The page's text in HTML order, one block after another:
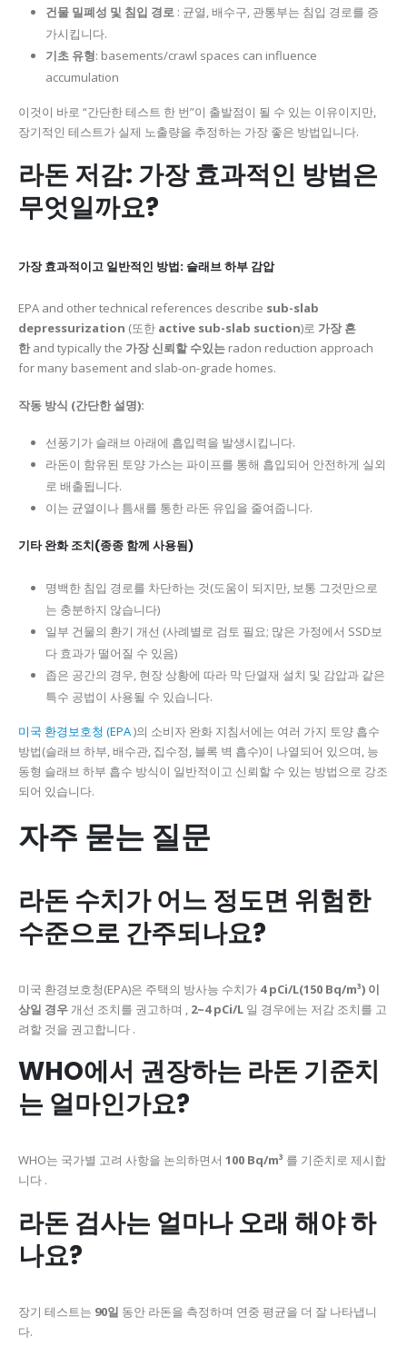
건물 밀폐성 및 침입 경로: 균열, 배수구, 관통부는 침입 경로를 증
가시킵니다.
기초 유형: basements/crawl spaces can influence
accumulation
이것이 바로 “간단한 테스트 한 번”이 출발점이 될 수 있는 이유이지만,
장기적인 테스트가 실제 노출량을 추정하는 가장 좋은 방법입니다.
라돈 저감: 가장 효과적인 방법은
무엇일까요?
가장 효과적이고 일반적인 방법: 슬래브 하부 감압
EPA and other technical references describe sub-slab
depressurization (또한 active sub-slab suction)로 가장 흔
한and typically the 가장 신뢰할 수있는 radon reduction approach
for many basement and slab-on-grade homes.
작동 방식 (간단한 설명):
선풍기가 슬래브 아래에 흡입력을 발생시킵니다.
라돈이 함유된 토양 가스는 파이프를 통해 흡입되어 안전하게 실외
로 배출됩니다.
이는 균열이나 틈새를 통한 라돈 유입을 줄여줍니다.
기타 완화 조치(종종 함께 사용됨)
명백한 침입 경로를 차단하는 것(도움이 되지만, 보통 그것만으로
는 충분하지 않습니다)
일부 건물의 환기 개선 (사례별로 검토 필요; 많은 가정에서 SSD보
다 효과가 떨어질 수 있음)
좁은 공간의 경우, 현장 상황에 따라 막 단열재 설치 및 감압과 같은
특수 공법이 사용될 수 있습니다.
미국 환경보호청 (EPA)의 소비자 완화 지침서에는 여러 가지 토양 흡수
방법(슬래브 하부, 배수관, 집수정, 블록 벽 흡수)이 나열되어 있으며, 능
동형 슬래브 하부 흡수 방식이 일반적이고 신뢰할 수 있는 방법으로 강조
되어 있습니다.
자주 묻는 질문
라돈 수치가 어느 정도면 위험한
수준으로 간주되나요?
미국 환경보호청(EPA)은 주택의 방사능 수치가 4 pCi/L(150 Bq/m³) 이
상일 경우개선 조치를 권고하며 , 2~4 pCi/L 일 경우에는 저감 조치를 고
려할 것을 권고합니다 .
WHO에서 권장하는 라돈 기준치
는 얼마인가요?
WHO는 국가별 고려 사항을 논의하면서 100 Bq/m³ 를 기준치로 제시합
니다 .
라돈 검사는 얼마나 오래 해야 하
나요?
장기 테스트는 90일 동안 라돈을 측정하며 연중 평균을 더 잘 나타냅니
다.